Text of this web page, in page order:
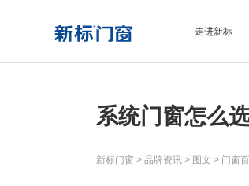
走进新标
系统门窗怎么
新标门窗 > 品牌资讯 > 图文 > 门窗